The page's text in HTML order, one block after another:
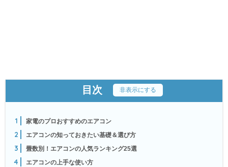
目次 非表示にする
1 家電のプロおすすめのエアコン
2 エアコンの知っておきたい基礎＆選び方
3 畳数別！エアコンの人気ランキング25選
4 エアコンの上手な使い方